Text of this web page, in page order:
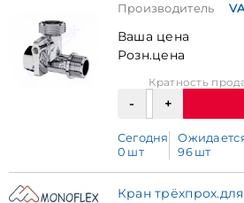
Производитель
Ваша цена
Розн.цена
Кратность
Сегодня
0 шт
96 шт
Кран